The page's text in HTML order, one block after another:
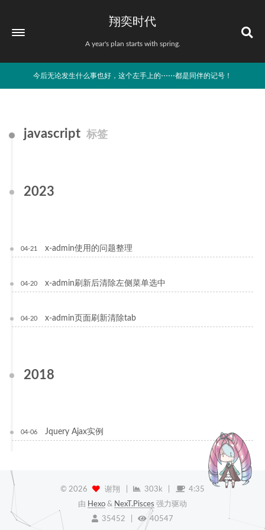
翔奕时代
A year's plan starts with spring.
今后无论发生什么事也好，这个左手上的⋯⋯都是同伴的记号！
javascript 标签
2023
04-21 x-admin使用的问题整理
04-20 x-admin刷新后清除左侧菜单选中
04-20 x-admin页面刷新清除tab
2018
04-06 Jquery Ajax实例
© 2026 谢翔 303k 4:35
由 Hexo & NexT.Pisces 强力驱动
35452 40547